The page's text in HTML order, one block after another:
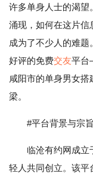
许多单身人士的渴望
涌现，如何在这片信
成为了不少人的难
好评的免费交友平
咸阳市的单身男女
梁。
#平台背景与宗旨
临沧有约网成立
轻人共同创立。该平